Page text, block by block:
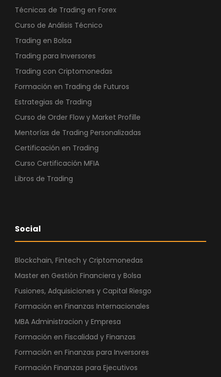
Técnicas de Trading en Forex
Curso de Análisis Técnico
Trading en Bolsa
Trading para Inversores
Trading con Criptomonedas
Formación en Trading de Futuros
Estrategias de Trading
Curso de Order Flow y Market Profille
Mentorías de Trading Personalizadas
Certificación en Trading
Curso Certificación MFIA
Libros de Trading
Social
Blockchain, Fintech y Criptomonedas
Master en Gestión Financiera y Bolsa
Fusiones, Adquisiciones y Capital Riesgo
Formación en Finanzas Internacionales
MBA Administracion y Empresa
Formación en Fiscalidad y Finanzas
Formación en Finanzas para Inversores
Formación Finanzas para Ejecutivos